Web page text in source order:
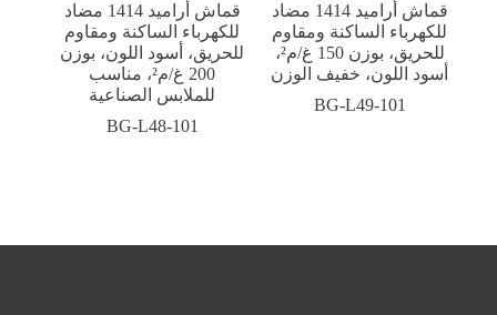
قماش أراميد 1414 مضاد
للكهرباء الساكنة ومقاوم
للحريق، بوزن 150 غ/م²،
أسود اللون، خفيف الوزن
BG-L49-101
قماش أراميد 1414 مضاد
للكهرباء الساكنة ومقاوم
للحريق، أسود اللون، بوزن
200 غ/م²، مناسب
للملابس الصناعية
BG-L48-101